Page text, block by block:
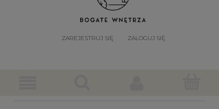
ZAREJESTRUJ SIĘ ZALOGUJ SIĘ